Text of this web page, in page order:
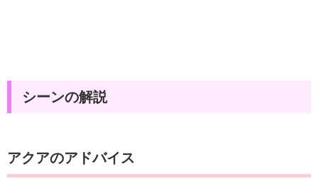
シーンの解説
アクアのアドバイス